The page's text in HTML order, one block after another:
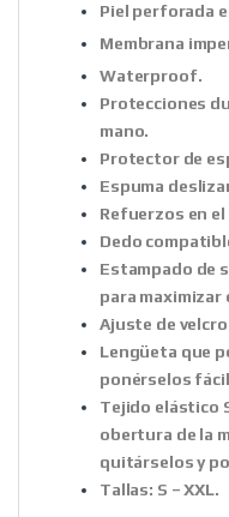
Piel perforada
Membrana
Waterproof.
Protecciones
mano.
Protector de
Espuma
Refuerzos en
Dedo
Estampado de
para maximizar
Ajuste de
Lengüeta que
ponérselos
Tejido elástico
obertura de la
quitárselos y
Tallas: S – XXL.